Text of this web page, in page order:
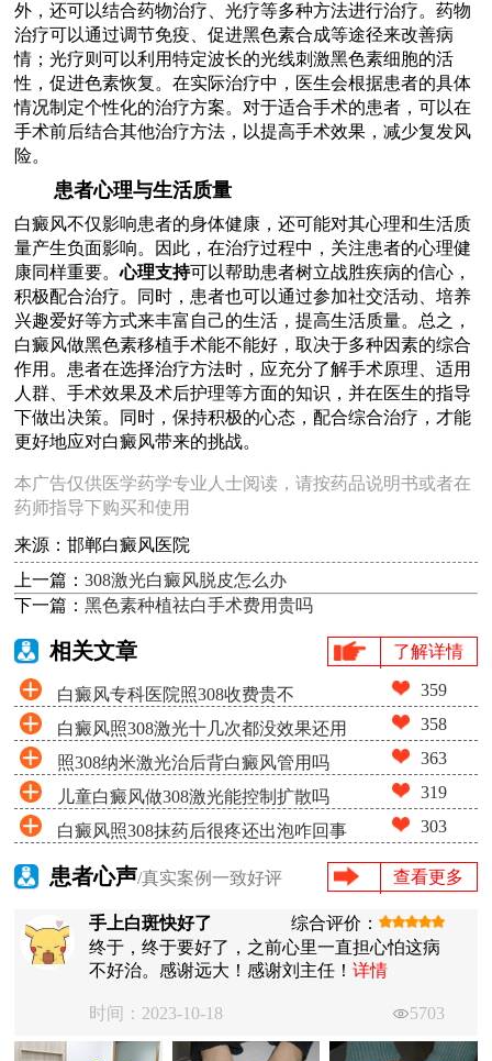
外，还可以结合药物治疗、光疗等多种方法进行治疗。药物
治疗可以通过调节免疫、促进黑色素合成等途径来改善病
情；光疗则可以利用特定波长的光线刺激黑色素细胞的活
性，促进色素恢复。在实际治疗中，医生会根据患者的具体
情况制定个性化的治疗方案。对于适合手术的患者，可以在
手术前后结合其他治疗方法，以提高手术效果，减少复发风
险。
患者心理与生活质量
白癜风不仅影响患者的身体健康，还可能对其心理和生活质
量产生负面影响。因此，在治疗过程中，关注患者的心理健
康同样重要。心理支持可以帮助患者树立战胜疾病的信心，
积极配合治疗。同时，患者也可以通过参加社交活动、培养
兴趣爱好等方式来丰富自己的生活，提高生活质量。总之，
白癜风做黑色素移植手术能不能好，取决于多种因素的综合
作用。患者在选择治疗方法时，应充分了解手术原理、适用
人群、手术效果及术后护理等方面的知识，并在医生的指导
下做出决策。同时，保持积极的心态，配合综合治疗，才能
更好地应对白癜风带来的挑战。
本广告仅供医学药学专业人士阅读，请按药品说明书或者在
药师指导下购买和使用
来源：邯郸白癜风医院
上一篇：308激光白癜风脱皮怎么办
下一篇：黑色素种植祛白手术费用贵吗
相关文章 了解详情
白癜风专科医院照308收费贵不 359
白癜风照308激光十几次都没效果还用
照吗
358
照308纳米激光治后背白癜风管用吗 363
儿童白癜风做308激光能控制扩散吗 319
白癜风照308抹药后很疼还出泡咋回事 303
患者心声/真实案例一致好评 查看更多
手上白斑快好了
综合评价：
终于，终于要好了，之前心里一直担心怕这病
不好治。感谢远大！感谢刘主任！详情
时间：2023-10-18 5703